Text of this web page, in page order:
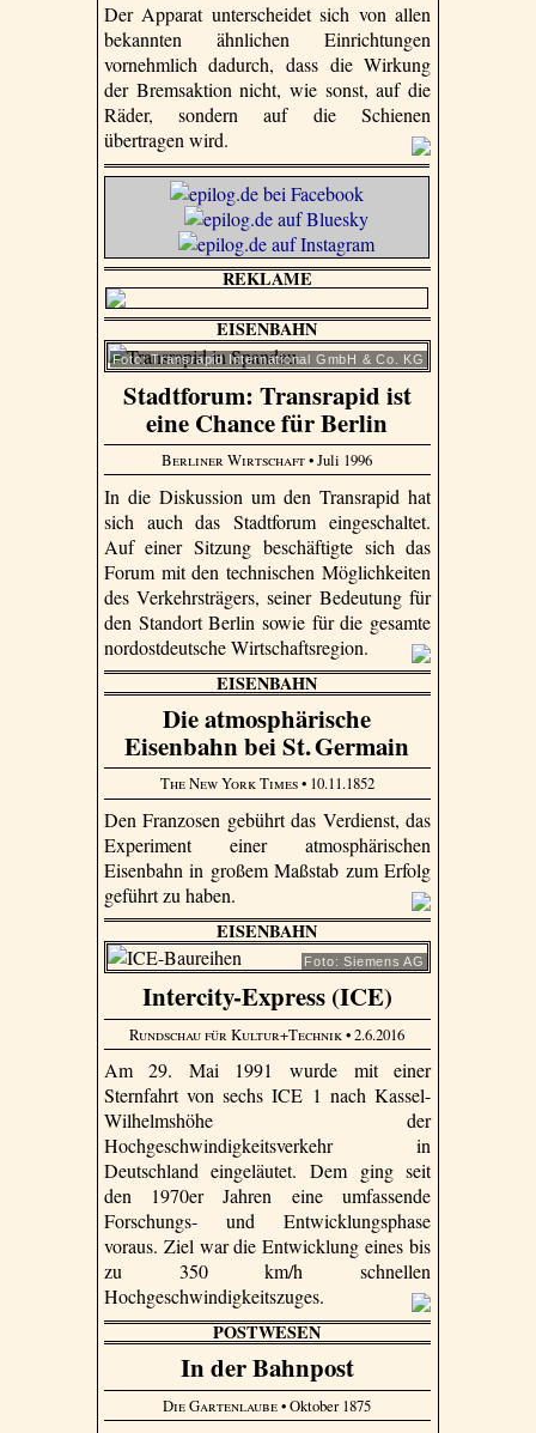
Der Apparat unterscheidet sich von allen
bekannten ähnlichen Einrichtungen
vornehmlich dadurch, dass die Wirkung
der Bremsaktion nicht, wie sonst, auf die
Räder, sondern auf die Schienen
übertragen wird.
REKLAME
EISENBAHN
Foto: Transrapid International GmbH & Co. KG
Stadtforum: Transrapid ist
eine Chance für Berlin
Berliner Wirtschaft• Juli 1996
In die Diskussion um den Transrapid hat
sich auch das Stadtforum eingeschaltet.
Auf einer Sitzung beschäftigte sich das
Forum mit den technischen Möglichkeiten
des Verkehrsträgers, seiner Bedeutung für
den Standort Berlin sowie für die gesamte
nordostdeutsche Wirtschaftsregion.
EISENBAHN
Die atmosphärische
Eisenbahn bei St. Germain
The New York Times• 10.11.1852
Den Franzosen gebührt das Verdienst, das
Experiment einer atmosphärischen
Eisenbahn in großem Maßstab zum Erfolg
geführt zu haben.
EISENBAHN
Foto: Siemens AG
Intercity-Express (ICE)
Rundschau für Kultur+Technik• 2.6.2016
Am 29. Mai 1991 wurde mit einer
Sternfahrt von sechs ICE 1 nach Kassel-
Wilhelmshöhe der
Hochgeschwindigkeitsverkehr in
Deutschland eingeläutet. Dem ging seit
den 1970er Jahren eine umfassende
Forschungs- und Entwicklungsphase
voraus. Ziel war die Entwicklung eines bis
zu 350 km/h schnellen
Hochgeschwindigkeitszuges.
POSTWESEN
In der Bahnpost
Die Gartenlaube• Oktober 1875